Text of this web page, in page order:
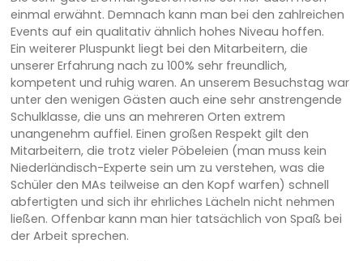
einmal erwähnt. Demnach kann man bei den zahlreichen
Events auf ein qualitativ ähnlich hohes Niveau hoffen.
Ein weiterer Pluspunkt liegt bei den Mitarbeitern, die
unserer Erfahrung nach zu 100% sehr freundlich,
kompetent und ruhig waren. An unserem Besuchstag war
unter den wenigen Gästen auch eine sehr anstrengende
Schulklasse, die uns an mehreren Orten extrem
unangenehm auffiel. Einen großen Respekt gilt den
Mitarbeitern, die trotz vieler Pöbeleien (man muss kein
Niederländisch-Experte sein um zu verstehen, was die
Schüler den MAs teilweise an den Kopf warfen) schnell
abfertigten und sich ihr ehrliches Lächeln nicht nehmen
ließen. Offenbar kann man hier tatsächlich von Spaß bei
der Arbeit sprechen.